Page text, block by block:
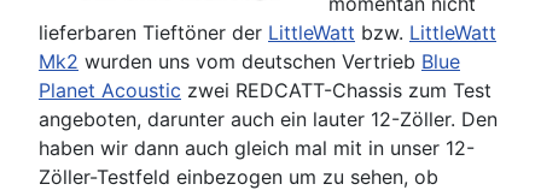
lieferbaren Tieftöner der LittleWatt bzw. LittleWatt
Mk2 wurden uns vom deutschen Vertrieb Blue
Planet Acoustic zwei REDCATT-Chassis zum Test
angeboten, darunter auch ein lauter 12-Zöller. Den
haben wir dann auch gleich mal mit in unser 12-
Zöller-Testfeld einbezogen um zu sehen, ob